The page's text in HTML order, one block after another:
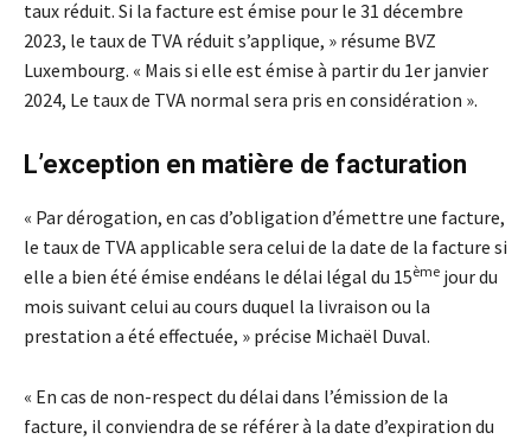
taux réduit. Si la facture est émise pour le 31 décembre
2023, le taux de TVA réduit s’applique, » résume BVZ
Luxembourg. « Mais si elle est émise à partir du 1er janvier
2024, Le taux de TVA normal sera pris en considération ».
L’exception en matière de facturation
« Par dérogation, en cas d’obligation d’émettre une facture,
le taux de TVA applicable sera celui de la date de la facture si
elle a bien été émise endéans le délai légal du 15ème jour du
mois suivant celui au cours duquel la livraison ou la
prestation a été effectuée, » précise Michaël Duval.
« En cas de non-respect du délai dans l’émission de la
facture, il conviendra de se référer à la date d’expiration du